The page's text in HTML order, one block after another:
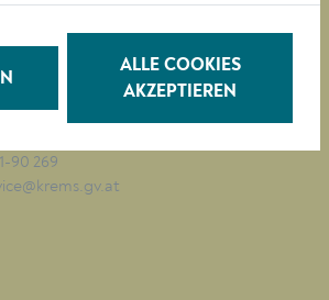
Krems
90 269
ALLE COOKIES
AKZEPTIEREN